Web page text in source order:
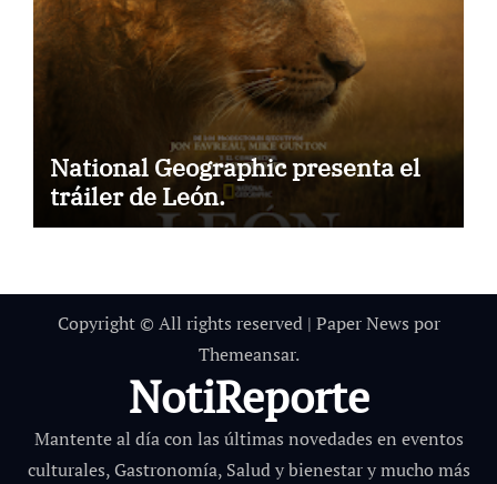
National Geographic presenta el
tráiler de León.
Copyright © All rights reserved | Paper News por
Themeansar.
NotiReporte
Mantente al día con las últimas novedades en eventos
culturales, Gastronomía, Salud y bienestar y mucho más